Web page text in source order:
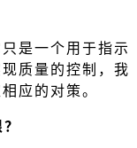
是一个用于指示
质量的控制，我
应的对策。